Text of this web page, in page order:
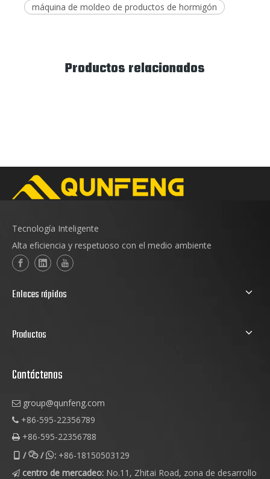
máquina de moldeo de productos de hormigón
Productos relacionados
Tecnología Inteligente
Alta eficiencia y respetuoso con el medio ambiente
Enlaces rápidos
Productos
Contáctenos
 group@qunfeng.com
 +86-595-22356789
 +86-595-22356788
 //: +86-18150503129
 centro de mercadeo: No.11, Zhitai Road, zona de desarrollo